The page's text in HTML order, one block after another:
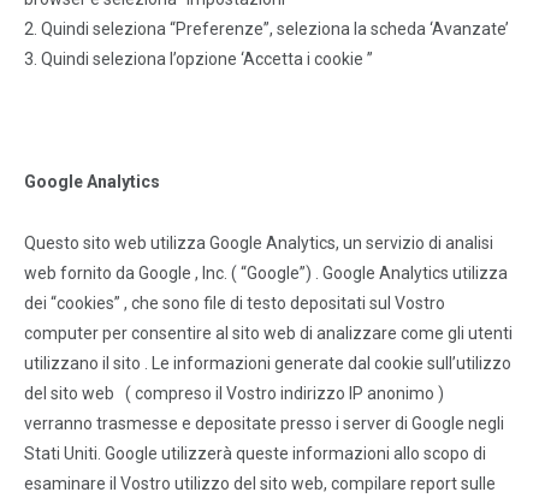
2. Quindi seleziona “Preferenze”, seleziona la scheda ‘Avanzate’
3. Quindi seleziona l’opzione ‘Accetta i cookie ”
Google Analytics
Questo sito web utilizza Google Analytics, un servizio di analisi
web fornito da Google , Inc. ( “Google”) . Google Analytics utilizza
dei “cookies” , che sono file di testo depositati sul Vostro
computer per consentire al sito web di analizzare come gli utenti
utilizzano il sito . Le informazioni generate dal cookie sull’utilizzo
del sito web ( compreso il Vostro indirizzo IP anonimo )
verranno trasmesse e depositate presso i server di Google negli
Stati Uniti. Google utilizzerà queste informazioni allo scopo di
esaminare il Vostro utilizzo del sito web, compilare report sulle